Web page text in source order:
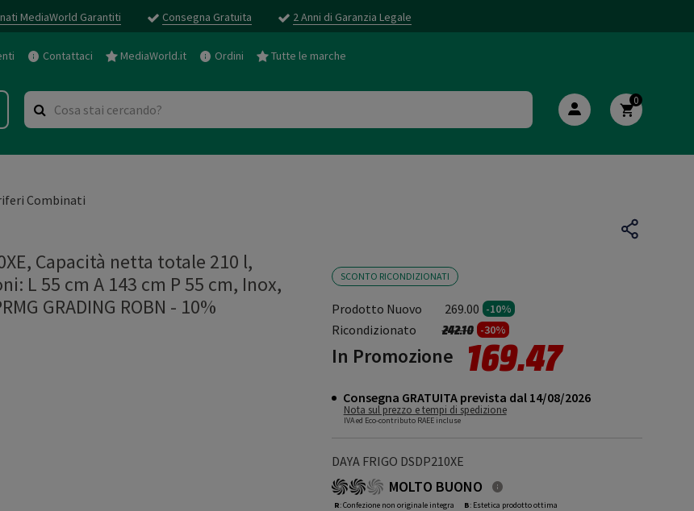
MediaWorld Garantiti Consegna Gratuita 2 Anni di Garanzia Legale
Contattaci MediaWorld.it Ordini Tutte le marche
0
Combinati
Capacità netta totale 210 l,
L 55 cm A 143 cm P 55 cm, Inox,
GRADING ROBN - 10%
SCONTO RICONDIZIONATI
Prodotto Nuovo 269.00 -10%
Ricondizionato Prezzo ridotto da
242.10a-30%
In Promozione 169.47
Consegna GRATUITA prevista dal 14/08/2026
Nota sul prezzo e tempi di spedizione
IVA ed Eco-contributo RAEE incluse
DAYA FRIGO DSDP210XE
MOLTO BUONO
R: Confezione non originale integra
B: Estetica prodotto ottima